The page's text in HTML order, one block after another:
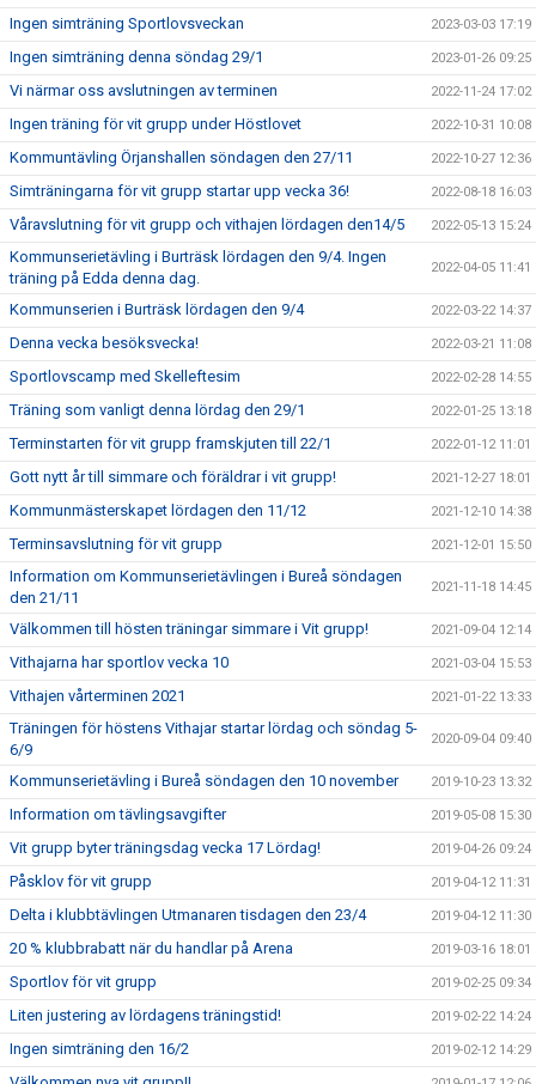
Ingen simträning Sportlovsveckan 2023-03-03 17:19
Ingen simträning denna söndag 29/1 2023-01-26 09:25
Vi närmar oss avslutningen av terminen 2022-11-24 17:02
Ingen träning för vit grupp under Höstlovet 2022-10-31 10:08
Kommuntävling Örjanshallen söndagen den 27/11 2022-10-27 12:36
Simträningarna för vit grupp startar upp vecka 36! 2022-08-18 16:03
Våravslutning för vit grupp och vithajen lördagen den14/5 2022-05-13 15:24
Kommunserietävling i Burträsk lördagen den 9/4. Ingen
träning på Edda denna dag.
2022-04-05 11:41
Kommunserien i Burträsk lördagen den 9/4 2022-03-22 14:37
Denna vecka besöksvecka! 2022-03-21 11:08
Sportlovscamp med Skelleftesim 2022-02-28 14:55
Träning som vanligt denna lördag den 29/1 2022-01-25 13:18
Terminstarten för vit grupp framskjuten till 22/1 2022-01-12 11:01
Gott nytt år till simmare och föräldrar i vit grupp! 2021-12-27 18:01
Kommunmästerskapet lördagen den 11/12 2021-12-10 14:38
Terminsavslutning för vit grupp 2021-12-01 15:50
Information om Kommunserietävlingen i Bureå söndagen
den 21/11
2021-11-18 14:45
Välkommen till hösten träningar simmare i Vit grupp! 2021-09-04 12:14
Vithajarna har sportlov vecka 10 2021-03-04 15:53
Vithajen vårterminen 2021 2021-01-22 13:33
Träningen för höstens Vithajar startar lördag och söndag 5-
6/9
2020-09-04 09:40
Kommunserietävling i Bureå söndagen den 10 november 2019-10-23 13:32
Information om tävlingsavgifter 2019-05-08 15:30
Vit grupp byter träningsdag vecka 17 Lördag! 2019-04-26 09:24
Påsklov för vit grupp 2019-04-12 11:31
Delta i klubbtävlingen Utmanaren tisdagen den 23/4 2019-04-12 11:30
20 % klubbrabatt när du handlar på Arena 2019-03-16 18:01
Sportlov för vit grupp 2019-02-25 09:34
Liten justering av lördagens träningstid! 2019-02-22 14:24
Ingen simträning den 16/2 2019-02-12 14:29